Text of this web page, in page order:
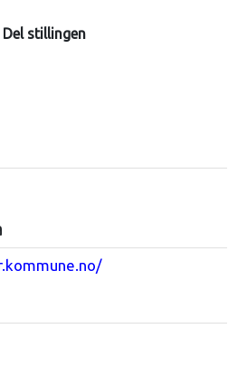
Del stillingen